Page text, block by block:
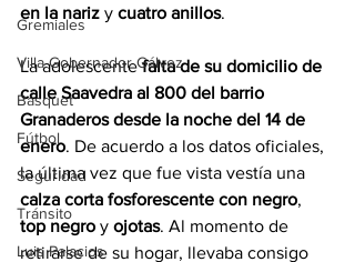
Gremiales
Villa Gobernador Gálvez
Básquet
Fútbol
Seguridad
Tránsito
Luis Palacios
en la nariz y cuatro anillos.
La adolescente falta de su domicilio de
calle Saavedra al 800 del barrio
Granaderos desde la noche del 14 de
enero. De acuerdo a los datos oficiales,
la última vez que fue vista vestía una
calza corta fosforescente con negro,
top negro y ojotas. Al momento de
retirarse de su hogar, llevaba consigo